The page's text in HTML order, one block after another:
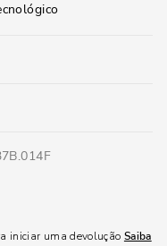
iniciar uma devolução Saiba